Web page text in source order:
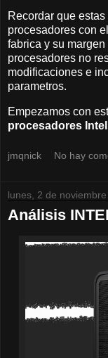
Recordar que
procesadores con
fabrica y su
procesadores no
modificaciones e
parametros.
Empezamos con
procesadores Intel
jmqnick No hay
lunes, 2 de
Análisis